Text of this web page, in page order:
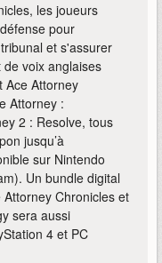
les joueurs
pour
et s'assurer
voix anglaises
Ace Attorney
Attorney :
2 : Resolve, tous
jusqu’à
sur Nintendo
Un bundle digital
Chronicles et
sera aussi
4 et PC